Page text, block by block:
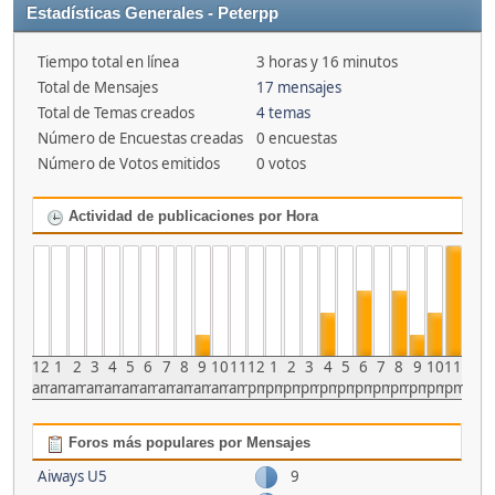
Estadísticas Generales - Peterpp
Tiempo total en línea
3 horas y 16 minutos
Total de Mensajes
17 mensajes
Total de Temas creados
4 temas
Número de Encuestas creadas
0 encuestas
Número de Votos emitidos
0 votos
Actividad de publicaciones por Hora
12
am
1
am
2
am
3
am
4
am
5
am
6
am
7
am
8
am
9
am
10
am
11
am
12
pm
1
pm
2
pm
3
pm
4
pm
5
pm
6
pm
7
pm
8
pm
9
pm
10
pm
11
pm
Foros más populares por Mensajes
Aiways U5
9